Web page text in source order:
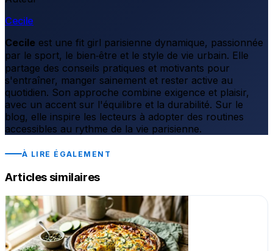
Cecile
Cecile est une fit girl parisienne dynamique, passionnée
par le sport, le bien‑être et le style de vie urbain. Elle
partage des conseils pratiques et motivants pour
s'entraîner, manger sainement et rester active au
quotidien. Son approche combine exigence et plaisir,
avec un accent sur l'équilibre et la durabilité. Sur le
blog, elle inspire les lecteurs à adopter des routines
accessibles au rythme de la vie parisienne.
À LIRE ÉGALEMENT
Articles similaires